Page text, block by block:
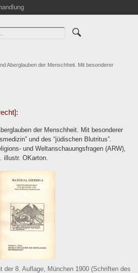
Aberglauben der Menschheit. Mit besonderer
der Menschheit. Mit besonderer
und des “jüdischen Blutritus”.
und Weltanschauungsfragen (ARW),
illustr. OKarton.
der 8. Auflage, München 1900 (Schriften des